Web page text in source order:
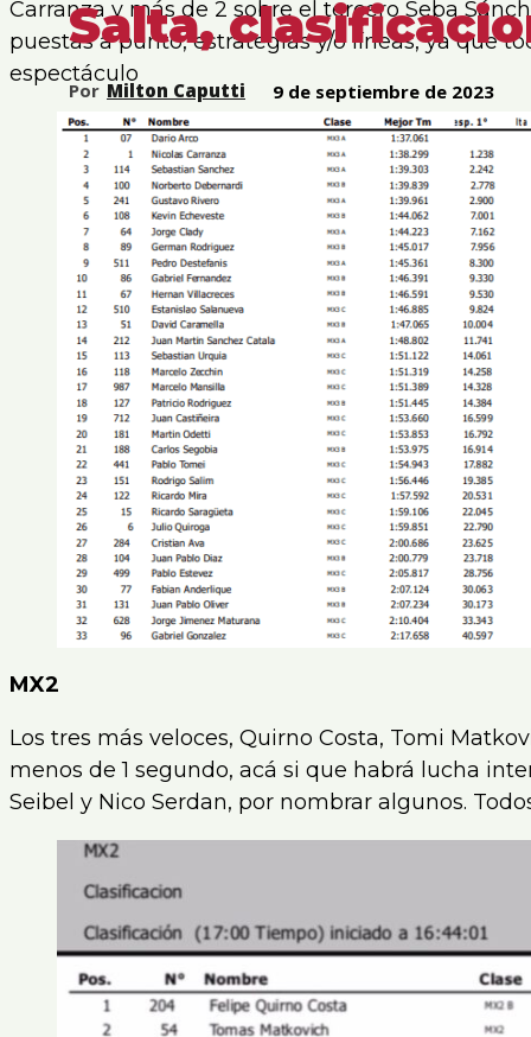
Salta,
Por Milton Caputti 9 de septiembre de 2023
Carranza y más de 2 sobre el tercero Seba
puestas a punto, estrategias y/o líneas, ya que
espectáculo
MX2
Los tres más veloces, Quirno Costa, Tomi
menos de 1 segundo, acá si que habrá lucha
Seibel y Nico Serdan, por nombrar algunos.